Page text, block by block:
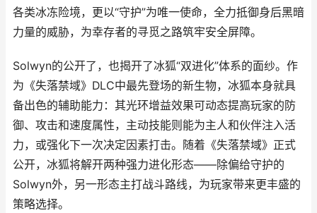
各类冰冻险境，更以“守护”为唯一使命，全力抵御身后黑暗
力量的威胁，为幸存者的寻觅之路筑牢安全屏障。
Solwyn的公开了，也揭开了冰狐“双进化”体系的面纱。作
为《失落禁域》DLC中最先登场的新生物，冰狐本身就具
备出色的辅助能力：其光环增益效果可动态提高玩家的防
御、攻击和速度属性，主动技能则能为主人和伙伴注入活
力，或强化下一次决定因素打击。随着《失落禁域》正式
公开，冰狐将解开两种强力进化形态——除偏给守护的
Solwyn外，另一形态主打战斗路线，为玩家带来更丰盛的
策略选择。